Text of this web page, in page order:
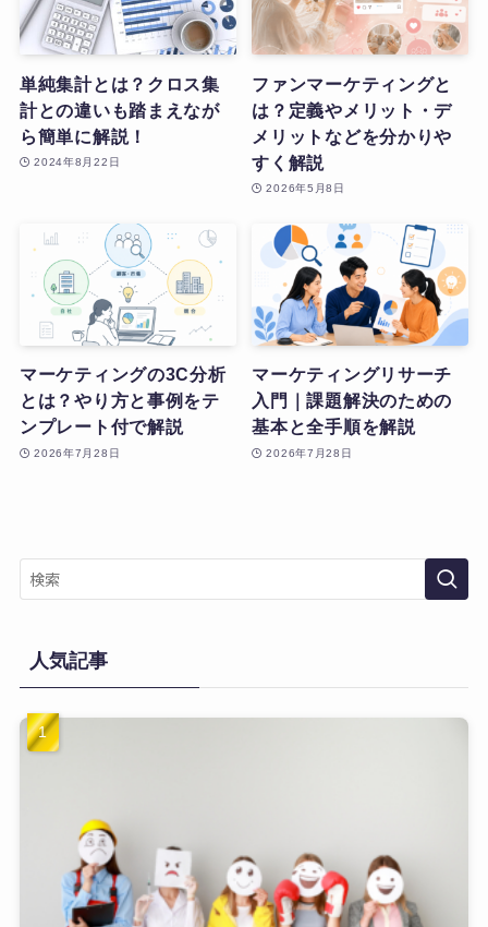
単純集計とは？クロス集
計との違いも踏まえなが
ら簡単に解説！
2024年8月22日
ファンマーケティングと
は？定義やメリット・デ
メリットなどを分かりや
すく解説
2026年5月8日
マーケティングの3C分析
とは？やり方と事例をテ
ンプレート付で解説
2026年7月28日
マーケティングリサーチ
入門｜課題解決のための
基本と全手順を解説
2026年7月28日
人気記事